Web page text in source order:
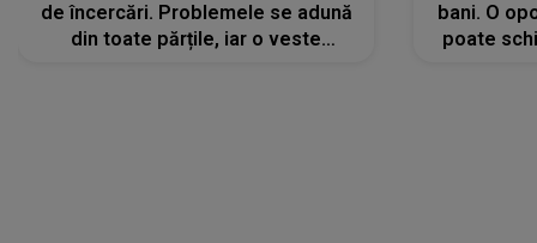
de încercări. Problemele se adună
din toate părțile, iar o veste
bani. O
poate